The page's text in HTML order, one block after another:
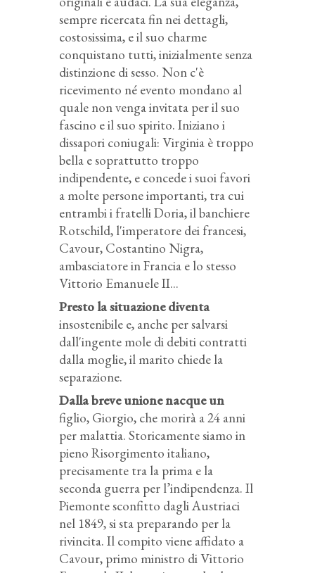
sempre ricercata fin nei dettagli,
costosissima, e il suo charme
conquistano tutti, inizialmente senza
distinzione di sesso. Non c'è
ricevimento né evento mondano al
quale non venga invitata per il suo
fascino e il suo spirito. Iniziano i
dissapori coniugali: Virginia è troppo
bella e soprattutto troppo
indipendente, e concede i suoi favori
a molte persone importanti, tra cui
entrambi i fratelli Doria, il banchiere
Rotschild, l'imperatore dei francesi,
Cavour, Costantino Nigra,
ambasciatore in Francia e lo stesso
Vittorio Emanuele II...
Presto la situazione diventa
insostenibile e, anche per salvarsi
dall'ingente mole di debiti contratti
dalla moglie, il marito chiede la
separazione.
Dalla breve unione nacque un
figlio, Giorgio, che morirà a 24 anni
per malattia. Storicamente siamo in
pieno Risorgimento italiano,
precisamente tra la prima e la
seconda guerra per l’indipendenza. Il
Piemonte sconfitto dagli Austriaci
nel 1849, si sta preparando per la
rivincita. Il compito viene affidato a
Cavour, primo ministro di Vittorio